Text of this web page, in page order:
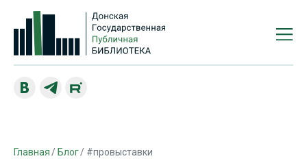
Главная Блог #провыставки